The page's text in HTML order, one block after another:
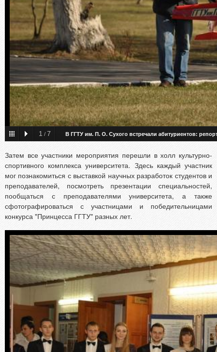
1 / 7 В ГГТУ им. П. О. Сухого встречали абитуриентов:
Затем все участники мероприятия перешли в холл культурно-
спортивного комплекса университета. Здесь каждый участник
мог познакомиться с выставкой научных разработок студентов и
преподавателей, посмотреть презентации специальностей,
пообщаться с преподавателями университета, а также
сфотографироваться с участницами и победительницами
конкурса "Принцесса ГГТУ" разных лет.